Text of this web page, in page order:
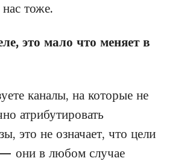
тоже.
это мало что меняет в
каналы, на которые не
атрибутировать
это не означает, что цели
они в любом случае